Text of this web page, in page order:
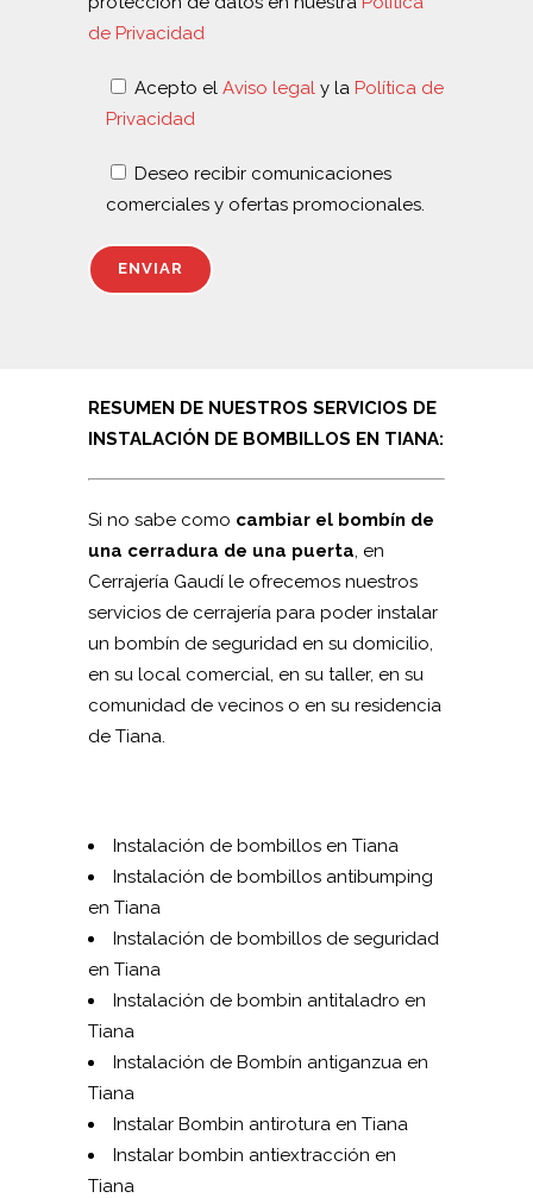
de Privacidad
Acepto el Aviso legal y la Política de
Privacidad
Deseo recibir comunicaciones
comerciales y ofertas promocionales.
RESUMEN DE NUESTROS SERVICIOS DE
INSTALACIÓN DE BOMBILLOS EN TIANA:
Si no sabe como cambiar el bombín de
una cerradura de una puerta, en
Cerrajería Gaudí le ofrecemos nuestros
servicios de cerrajería para poder instalar
un bombín de seguridad en su domicilio,
en su local comercial, en su taller, en su
comunidad de vecinos o en su residencia
de Tiana.
Instalación de bombillos en Tiana
Instalación de bombillos antibumping
en Tiana
Instalación de bombillos de seguridad
en Tiana
Instalación de bombin antitaladro en
Tiana
Instalación de Bombín antiganzua en
Tiana
Instalar Bombin antirotura en Tiana
Instalar bombin antiextracción en
Tiana